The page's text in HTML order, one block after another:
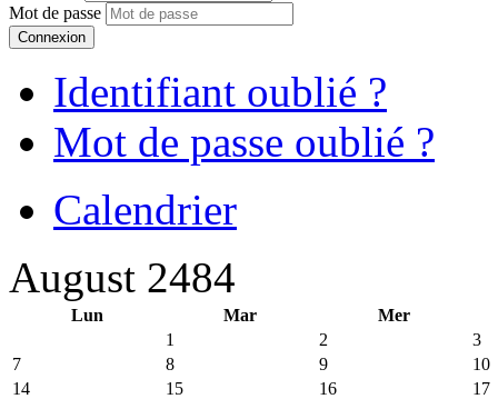
Mot de passe
Connexion
Identifiant oublié ?
Mot de passe oublié ?
Calendrier
August 2484
Lun Mar
Mer
1
2
3
7
8 9
10
14
15 16
17